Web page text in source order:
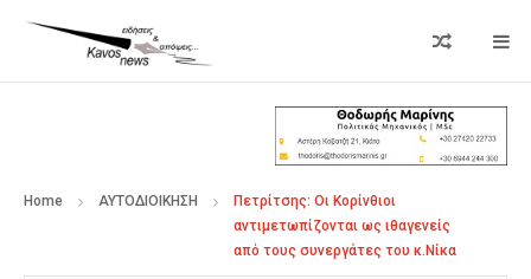
Home ΑΥΤΟΔΙΟΙΚΗΣΗ
Πετρίτσης: Οι Κορίνθιοι
αντιμετωπίζονται ως ιθαγενείς
από τους συνεργάτες του κ.Νίκα